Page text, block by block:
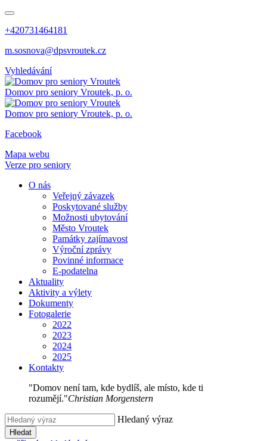
+420731464181
m.sosnova@dpsvroutek.cz
Vyhledávání
Domov pro seniory Vroutek, p. o.
Domov pro seniory Vroutek, p. o.
Facebook
Mapa webu
Verze pro seniory
O nás
Veřejný závazek
Poskytované služby
Možnosti ubytování
Město Vroutek
Památky zajímavost
Výroční zprávy
Povinné informace
E-podatelna
Aktuality
Aktivity a výlety
Dokumenty
Fotogalerie
2022
2023
2024
2025
Kontakty
"Domov není tam, kde bydlíš, ale místo, kde ti
rozumějí."Christian Morgenstern
Hledaný výraz
Hledat